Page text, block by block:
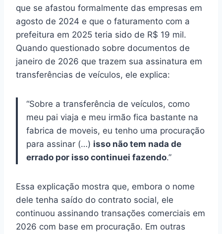
que se afastou formalmente das empresas em
agosto de 2024 e que o faturamento com a
prefeitura em 2025 teria sido de R$ 19 mil.
Quando questionado sobre documentos de
janeiro de 2026 que trazem sua assinatura em
transferências de veículos, ele explica:
“Sobre a transferência de veículos, como
meu pai viaja e meu irmão fica bastante na
fabrica de moveis, eu tenho uma procuração
para assinar (…) isso não tem nada de
errado por isso continuei fazendo.”
Essa explicação mostra que, embora o nome
dele tenha saído do contrato social, ele
continuou assinando transações comerciais em
2026 com base em procuração. Em outras